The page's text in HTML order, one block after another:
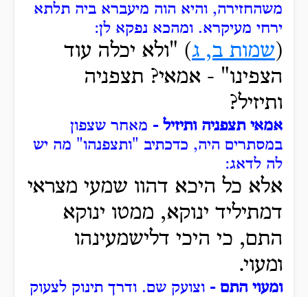
משהחזירה, והיא הוה מיעברא ביה תלתא
ירחי מעיקרא. ומהכא נפקא לן:
(שמות ב, ג) "ולא יכלה עוד
הצפינו" - אמאי? תצפניה
ותיזיל?
אמאי תצפניה ותיזיל - מאחר שצפון
במסתרים היה, כדכתיב "ותצפנהו" מה יש
לה לדאג:
אלא כל היכא דהוו שמעי מצראי
דמתיליד ינוקא, ממטו ינוקא
התם, כי היכי דלישמעינהו
ומעוי.
ומעוי התם - וצועק שם. ודרך תינוק לצעוק